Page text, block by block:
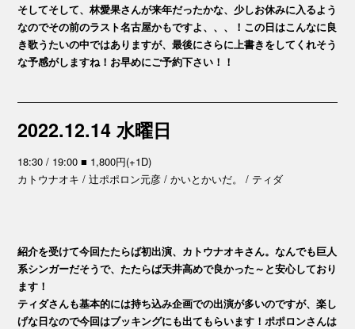
そしてそして、林愛果さんが来年だったかな、少しお休みに入るよう
なのでその前のラスト名古屋かもですよ、、、！この日はこんなに良
き歌うたいの中ではありますが、最後にさらに上書きをしてくれそう
な予感がしますね！お早めにご予約下さい！！
2022.12.14 水曜日
18:30 / 19:00 ■ 1,800円(+1D)
カトウナオキ / 辻ポポロン元彦 / かいとかいだ。 / ティダ
紹介を受けて今回たたらば初出演、カトウナオキさん。なんでも巨人
系シンガーだそうで、たたらば天井高めで良かった～と安心しており
ます！
ティダさんも基本的には持ち込み企画での出演が多いのですが、楽し
げな日なので今回はブッキングにも出てもらいます！ポポロンさんは